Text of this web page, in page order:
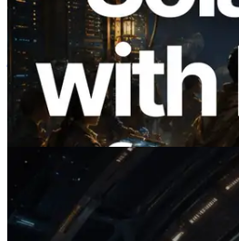
2026.08.05
ERPC का Solana
वैश्विक क्षेत्रों से ping
Information API भी लॉन्च
यह लेख पढ़ें